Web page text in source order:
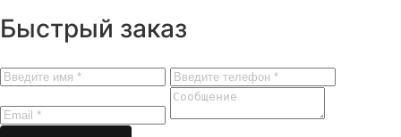
Быстрый заказ